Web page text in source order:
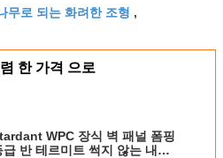
무로 되는 화려한 조형 ,
한 가격 으로
WPC 장식 벽 패널 폼핑
급 반 테르미트 썩지 않는 내부